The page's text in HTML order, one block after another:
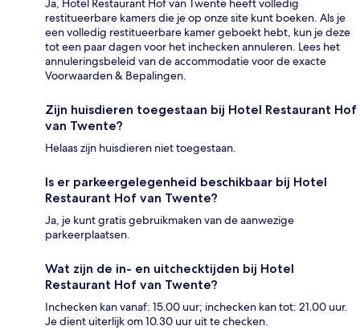
Ja, Hotel Restaurant Hof van Twente heeft volledig
restitueerbare kamers die je op onze site kunt boeken. Als je
een volledig restitueerbare kamer geboekt hebt, kun je deze
tot een paar dagen voor het inchecken annuleren. Lees het
annuleringsbeleid van de accommodatie voor de exacte
Voorwaarden & Bepalingen.
Zijn huisdieren toegestaan bij Hotel Restaurant Hof
van Twente?
Helaas zijn huisdieren niet toegestaan.
Is er parkeergelegenheid beschikbaar bij Hotel
Restaurant Hof van Twente?
Ja, je kunt gratis gebruikmaken van de aanwezige
parkeerplaatsen.
Wat zijn de in- en uitchecktijden bij Hotel
Restaurant Hof van Twente?
Inchecken kan vanaf: 15.00 uur; inchecken kan tot: 21.00 uur.
Je dient uiterlijk om 10.30 uur uit te checken.